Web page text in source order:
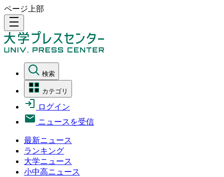
ページ上部
density_medium
検索
カテゴリ
ログイン
ニュースを受信
最新ニュース
ランキング
大学ニュース
小中高ニュース